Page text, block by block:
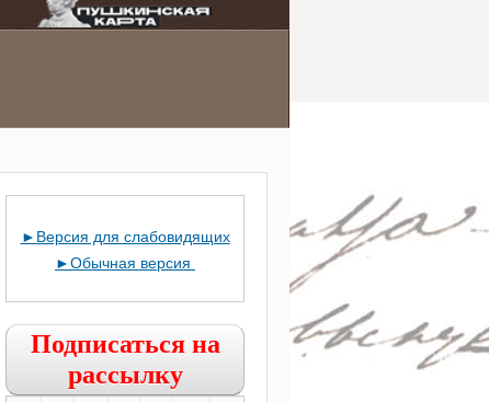
► Версия для слабовидящих
►Обычная версия
Подписаться на
рассылку